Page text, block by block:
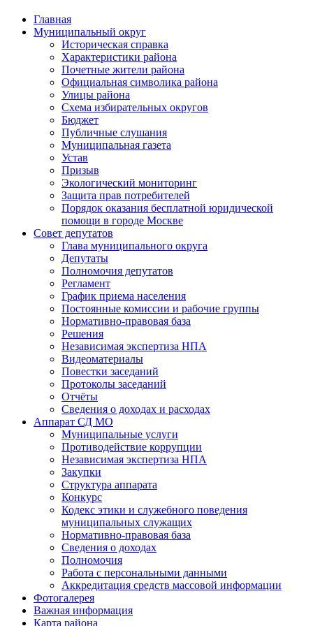
Главная
Муниципальный округ
Историческая справка
Характеристики района
Почетные жители района
Официальная символика района
Улицы района
Схема избирательных округов
Бюджет
Публичные слушания
Муниципальная газета
Устав
Призыв
Экологический мониторинг
Защита прав потребителей
Порядок оказания бесплатной юридической
помощи в городе Москве
Совет депутатов
Глава муниципального округа
Депутаты
Полномочия депутатов
Регламент
График приема населения
Постоянные комиссии и рабочие группы
Нормативно-правовая база
Решения
Независимая экспертиза НПА
Видеоматериалы
Повестки заседаний
Протоколы заседаний
Отчёты
Сведения о доходах и расходах
Аппарат СД МО
Муниципальные услуги
Противодействие коррупции
Независимая экспертиза НПА
Закупки
Структура аппарата
Конкурс
Кодекс этики и служебного поведения
муниципальных служащих
Нормативно-правовая база
Сведения о доходах
Полномочия
Работа с персональными данными
Аккредитация средств массовой информации
Фотогалерея
Важная информация
Карта района